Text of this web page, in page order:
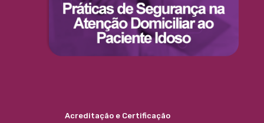
Acreditação e Certificação